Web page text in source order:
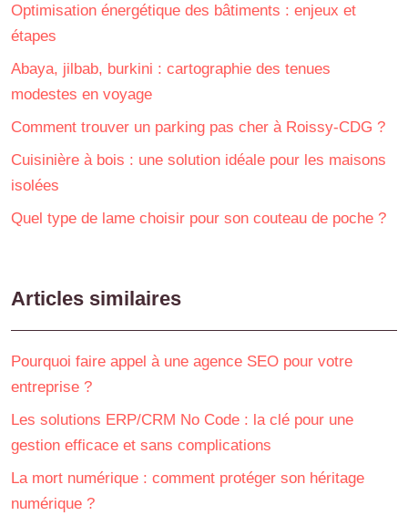
Optimisation énergétique des bâtiments : enjeux et
étapes
Abaya, jilbab, burkini : cartographie des tenues
modestes en voyage
Comment trouver un parking pas cher à Roissy-CDG ?
Cuisinière à bois : une solution idéale pour les maisons
isolées
Quel type de lame choisir pour son couteau de poche ?
Articles similaires
Pourquoi faire appel à une agence SEO pour votre
entreprise ?
Les solutions ERP/CRM No Code : la clé pour une
gestion efficace et sans complications
La mort numérique : comment protéger son héritage
numérique ?